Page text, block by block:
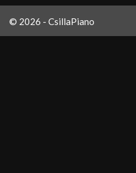
© 2026 - CsillaPiano